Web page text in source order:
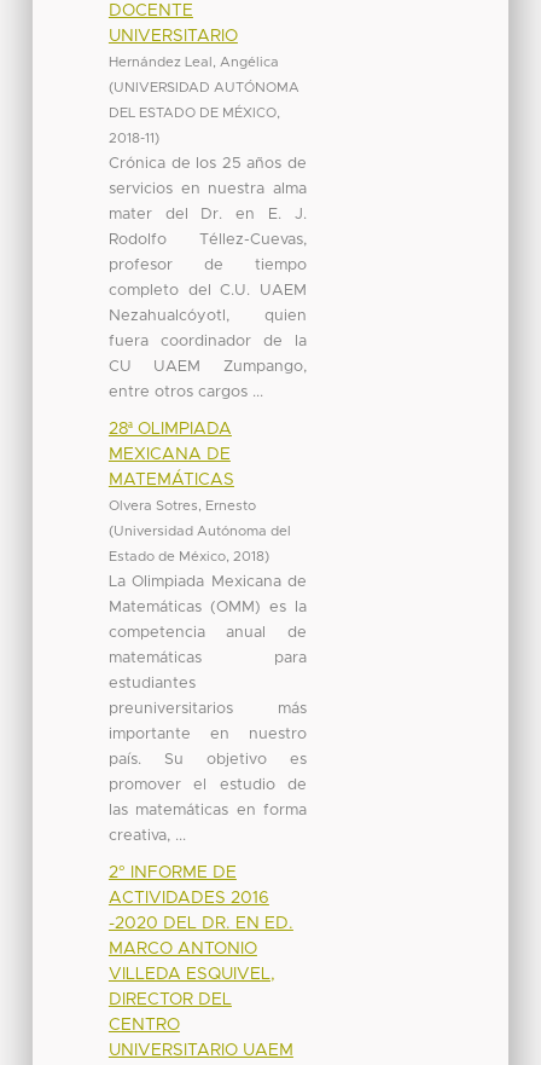
DOCENTE
UNIVERSITARIO
Hernández Leal, Angélica
(UNIVERSIDAD AUTÓNOMA
DEL ESTADO DE MÉXICO,
2018-11)
Crónica de los 25 años de
servicios en nuestra alma
mater del Dr. en E. J.
Rodolfo Téllez-Cuevas,
profesor de tiempo
completo del C.U. UAEM
Nezahualcóyotl, quien
fuera coordinador de la
CU UAEM Zumpango,
entre otros cargos ...
28ª OLIMPIADA
MEXICANA DE
MATEMÁTICAS
Olvera Sotres, Ernesto
(Universidad Autónoma del
Estado de México, 2018)
La Olimpiada Mexicana de
Matemáticas (OMM) es la
competencia anual de
matemáticas para
estudiantes
preuniversitarios más
importante en nuestro
país. Su objetivo es
promover el estudio de
las matemáticas en forma
creativa, ...
2° INFORME DE
ACTIVIDADES 2016
-2020 DEL DR. EN ED.
MARCO ANTONIO
VILLEDA ESQUIVEL,
DIRECTOR DEL
CENTRO
UNIVERSITARIO UAEM